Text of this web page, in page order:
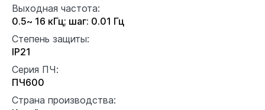
Выходная частота:
0.5~ 16 кГц; шаг: 0.01 Гц
Степень защиты:
IP21
Серия ПЧ:
ПЧ600
Страна производства: